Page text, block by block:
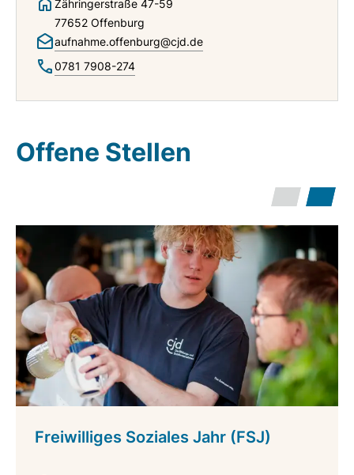
Zähringerstraße 47-59
77652 Offenburg
aufnahme.offenburg@cjd.de
0781 7908-274
Offene Stellen
Freiwilliges Soziales Jahr (FSJ)